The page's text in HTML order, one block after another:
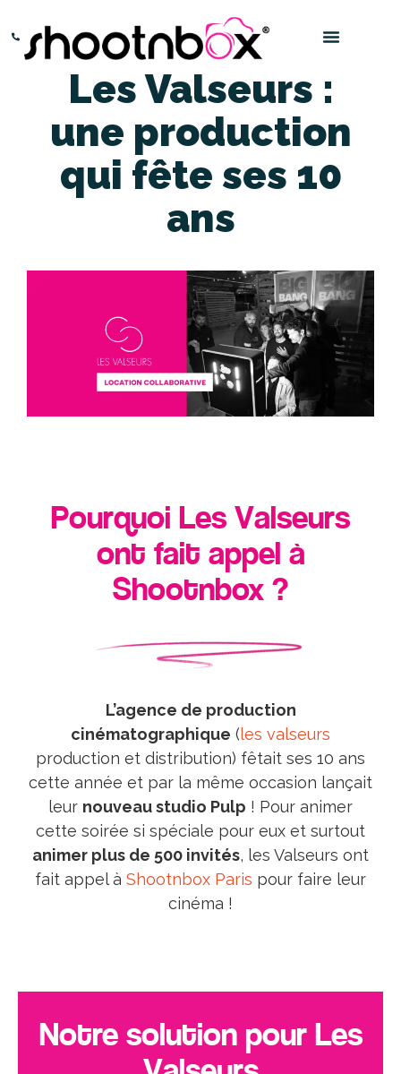
< Retour aux autres clients
Les Valseurs :
une production
qui fête ses 10
ans
Pourquoi Les Valseurs
ont fait appel à
Shootnbox ?
L’agence de production
cinématographique (les valseurs
production et distribution) fêtait ses 10 ans
cette année et par la même occasion lançait
leur nouveau studio Pulp ! Pour animer
cette soirée si spéciale pour eux et surtout
animer plus de 500 invités, les Valseurs ont
fait appel à Shootnbox Paris pour faire leur
cinéma !
Notre solution pour Les